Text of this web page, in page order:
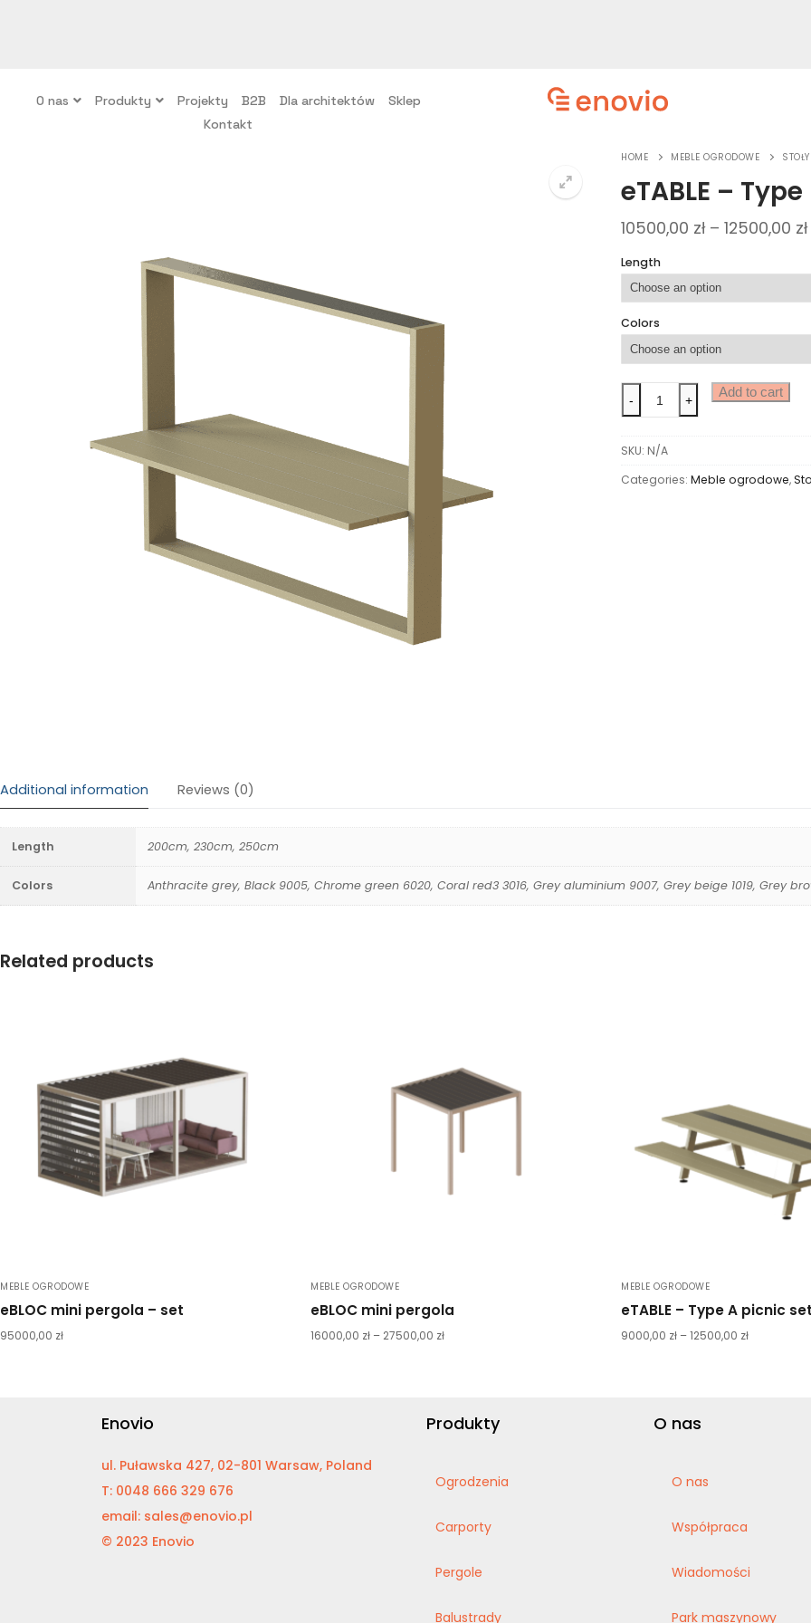
O nas Produkty Projekty B2B Dla architektów
Sklep
Kontakt
HOME MEBLE OGRODOWE STOŁY
eTABLE – Type
10500,00 zł– 12500,00 zł
Length
Colors
- +
Add to cart
SKU: N/A
Categories: Meble ogrodowe,
Additional information Reviews (0)
Length 200cm, 230cm, 250cm
Colors Anthracite grey, Black 9005, Chrome green 6020, Coral red3 3016, Grey aluminium 9007, Grey beige 1019, Grey
Related products
MEBLE OGRODOWE
eBLOC mini pergola – set
95000,00 zł
MEBLE OGRODOWE
eBLOC mini pergola
16000,00 zł – 27500,00 zł
MEBLE OGRODOWE
eTABLE – Type A picnic
9000,00 zł –12500,00 zł
Enovio
ul. Puławska 427, 02-801 Warsaw, Poland
T: 0048 666 329 676
email: sales@enovio.pl
© 2023 Enovio
Produkty
Ogrodzenia
Carporty
Pergole
Balustrady
O nas
O nas
Współpraca
Wiadomości
Park maszynowy